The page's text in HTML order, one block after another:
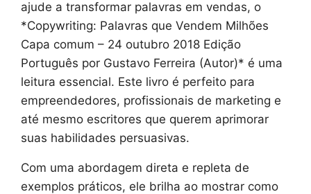
ajude a transformar palavras em vendas, o
*Copywriting: Palavras que Vendem Milhões
Capa comum – 24 outubro 2018 Edição
Português por Gustavo Ferreira (Autor)* é uma
leitura essencial. Este livro é perfeito para
empreendedores, profissionais de marketing e
até mesmo escritores que querem aprimorar
suas habilidades persuasivas.
Com uma abordagem direta e repleta de
exemplos práticos, ele brilha ao mostrar como